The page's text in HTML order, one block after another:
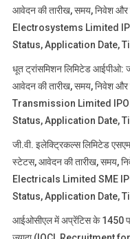
आवेदन की तारीख, समय, निवेश और
Electrosystems Limited
Status, Application Date,
धूत ट्रांसमिशन लिमिटेड आईपीओ:
आवेदन की तारीख, समय, निवेश और
Transmission Limited
Status, Application Date,
जी.वी. इलेक्ट्रिकल्स लिमिटेड
स्टेटस, आवेदन की तारीख, समय,
Electricals Limited SME
Status, Application Date,
आईओसीएल में अप्रेंटिस के 1450